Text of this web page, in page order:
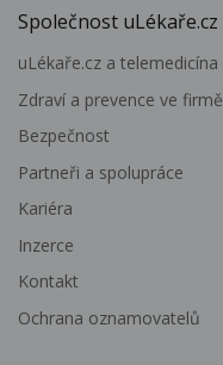
Společnost uLékaře.cz
uLékaře.cz a telemedicína
Zdraví a prevence ve firmě
Bezpečnost
Partneři a spolupráce
Kariéra
Inzerce
Kontakt
Ochrana oznamovatelů